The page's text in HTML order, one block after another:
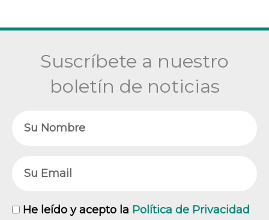
Suscríbete a nuestro
boletín de noticias
RGPD
He leído y acepto la Política de Privacidad